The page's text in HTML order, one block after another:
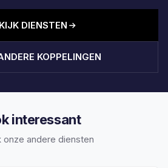
DIENSTEN
KOPPELINGEN
interessant
onze andere diensten